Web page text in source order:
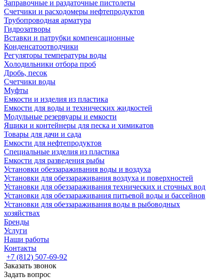
Заправочные и раздаточные пистолеты
Счетчики и расходомеры нефтепродуктов
Трубопроводная арматура
Гидрозатворы
Вставки и патрубки компенсационные
Конденсатоотводчики
Регуляторы температуры воды
Холодильники отбора проб
Дробь, песок
Счетчики воды
Муфты
Емкости и изделия из пластика
Емкости для воды и технических жидкостей
Модульные резервуары и емкости
Ящики и контейнеры для песка и химикатов
Товары для дачи и сада
Емкости для нефтепродуктов
Специальные изделия из пластика
Емкости для разведения рыбы
Установки обеззараживания воды и воздуха
Установки для обеззараживания воздуха и поверхностей
Установки для обеззараживания технических и сточных вод
Установки для обеззараживания питьевой воды и бассейнов
Установки для обеззараживания воды в рыбоводных
хозяйствах
Бренды
Услуги
Наши работы
Контакты
+7 (812) 507-69-92
Заказать звонок
Задать вопрос